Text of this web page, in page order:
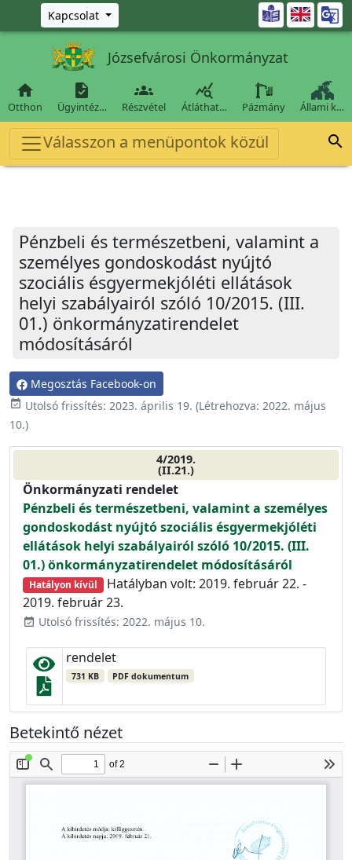
Ugrás a fő tartalomra
Kapcsolat 
Józsefvárosi Önkormányzat

Otthon

Ügyintéz…

Részvétel

Átláthat… Pázmány Állami k…
Válasszon a menüpontok közül 
Pénzbeli és természetbeni, valamint a
személyes gondoskodást nyújtó
szociális ésgyermekjóléti ellátások
helyi szabályairól szóló 10/2015. (III.
01.) önkormányzatirendelet
módosításáról
Megosztás Facebook-on
event_available Utolsó frissítés: 2023. április 19. (Létrehozva: 2022. május
10.)
4/2019.
(II.21.)
Önkormányzati rendelet
Pénzbeli és természetbeni, valamint a személyes
gondoskodást nyújtó szociális ésgyermekjóléti
ellátások helyi szabályairól szóló 10/2015. (III.
01.) önkormányzatirendelet módosításáról
Hatályon kívül Hatályban volt: 2019. február 22. -
2019. február 23.
event_available Utolsó frissítés: 2022. május 10.
rendelet
731 KB PDF dokumentum
Betekintő nézet